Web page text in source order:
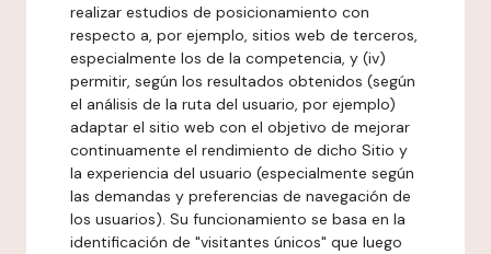
realizar estudios de posicionamiento con
respecto a, por ejemplo, sitios web de terceros,
especialmente los de la competencia, y (iv)
permitir, según los resultados obtenidos (según
el análisis de la ruta del usuario, por ejemplo)
adaptar el sitio web con el objetivo de mejorar
continuamente el rendimiento de dicho Sitio y
la experiencia del usuario (especialmente según
las demandas y preferencias de navegación de
los usuarios). Su funcionamiento se basa en la
identificación de "visitantes únicos" que luego